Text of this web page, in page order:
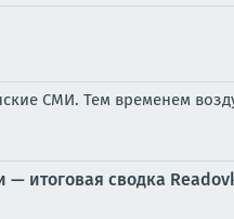
СМИ. Тем временем
итоговая сводка